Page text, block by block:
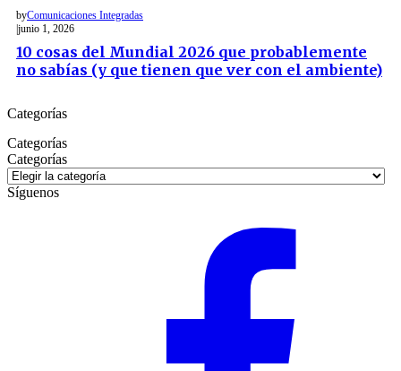
byComunicaciones Integradas
junio 1, 2026
10 cosas del Mundial 2026 que probablemente
no sabías (y que tienen que ver con el ambiente)
Categorías
Categorías
Categorías
Síguenos